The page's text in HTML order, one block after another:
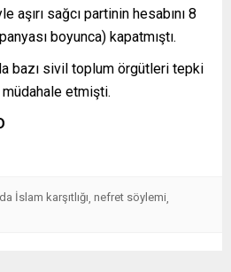
sağcı partinin hesabını 8
boyunca) kapatmıştı.
bazı sivil toplum örgütleri tepki
etmişti.
İslam karşıtlığı nefret söylemi